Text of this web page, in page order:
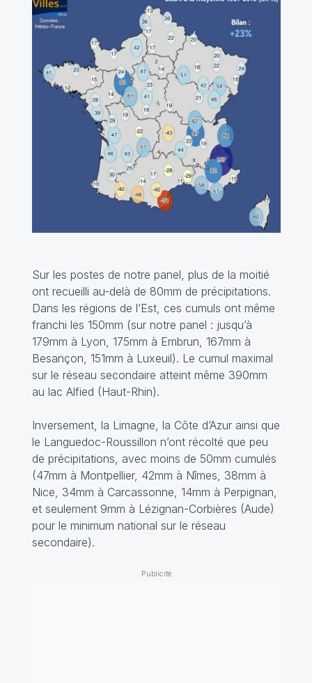
Sur les postes de notre panel, plus de la moitié
ont recueilli au-delà de 80mm de précipitations.
Dans les régions de l’Est, ces cumuls ont même
franchi les 150mm (sur notre panel : jusqu’à
179mm à Lyon, 175mm à Embrun, 167mm à
Besançon, 151mm à Luxeuil). Le cumul maximal
sur le réseau secondaire atteint même 390mm
au lac Alfied (Haut-Rhin).
Inversement, la Limagne, la Côte d’Azur ainsi que
le Languedoc-Roussillon n’ont récolté que peu
de précipitations, avec moins de 50mm cumulés
(47mm à Montpellier, 42mm à Nîmes, 38mm à
Nice, 34mm à Carcassonne, 14mm à Perpignan,
et seulement 9mm à Lézignan-Corbières (Aude)
pour le minimum national sur le réseau
secondaire).